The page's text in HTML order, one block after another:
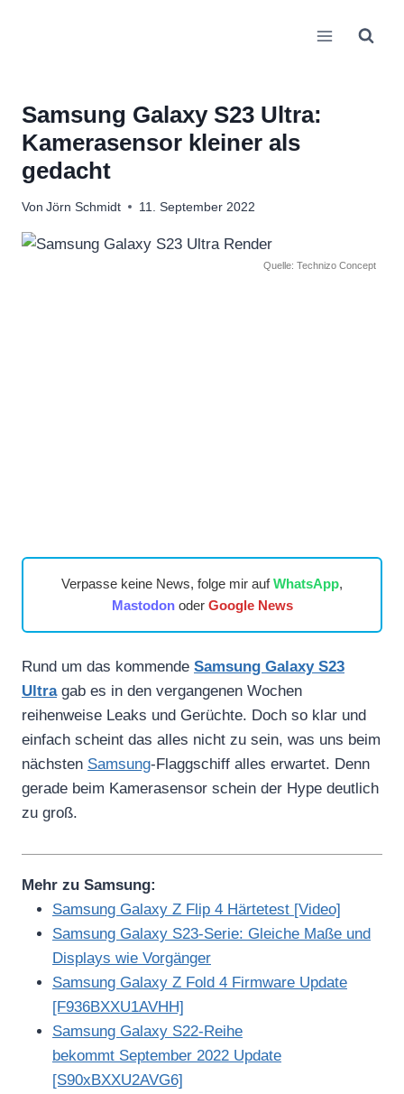
Samsung Galaxy S23 Ultra:
Kamerasensor kleiner als
gedacht
Von Jörn Schmidt 11. September 2022
Quelle: Technizo Concept
Verpasse keine News, folge mir aufWhatsApp,
Mastodonoder Google News
Rund um das kommende Samsung Galaxy S23
Ultragab es in den vergangenen Wochen
reihenweise Leaks und Gerüchte. Doch so klar und
einfach scheint das alles nicht zu sein, was uns beim
nächsten Samsung-Flaggschiff alles erwartet. Denn
gerade beim Kamerasensor schein der Hype deutlich
zu groß.
Mehr zu Samsung:
Samsung Galaxy Z Flip 4 Härtetest [Video]
Samsung Galaxy S23-Serie: Gleiche Maße und
Displays wie Vorgänger
Samsung Galaxy Z Fold 4 Firmware Update
[F936BXXU1AVHH]
Samsung Galaxy S22-Reihe
bekommt September 2022 Update
[S90xBXXU2AVG6]